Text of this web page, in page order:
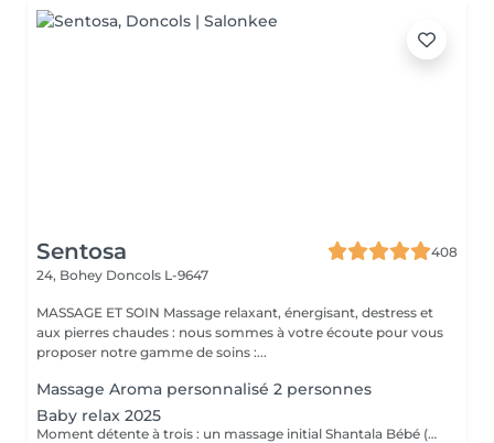
Sentosa
408
24, Bohey Doncols L-9647
MASSAGE ET SOIN Massage relaxant, énergisant, destress et
aux pierres chaudes : nous sommes à votre écoute pour vous
proposer notre gamme de soins :...
Massage Aroma personnalisé 2 personnes
Baby relax 2025
Moment détente à trois : un massage initial Shantala Bébé (maximum 9 mois ) vous faites vous même le massage sur votre bébé et nous vous montrons la marche à suivre + 2 massages " Eveil Majestueux" de 20 min pour papa et maman + 4h de Spa -Privatif Palawan A votre disposition lit pour bébé Uniquement du Lundi au jeudi de 10h à 14h Possibilité de commander le repas de midi sauf le mardi .